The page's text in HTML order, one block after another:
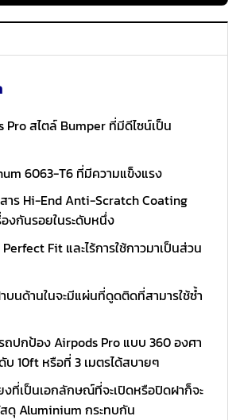
Pro สไตล์ Bumper ที่มีดีไซน์เป็น
6063-T6 ที่มีความแข็งแรง
าร Hi-End Anti-Scratch Coating
องกันรอยในระดับหนึ่ง
Fit และไร้การใช้กาวมาเป็นส่วน
บนด้านในจะมีแผ่นที่ดูดติดที่สามารใช้ซ้ำ
ถปกป้อง Airpods Pro แบบ 360 องศา
บ 10ft หรือที่ 3 เมตรได้สบายๆ
งที่เป็นเอกลักษณ์ที่จะเปิดหรือปิดฝาก็จะ
ดุ Aluminium กระทบกัน